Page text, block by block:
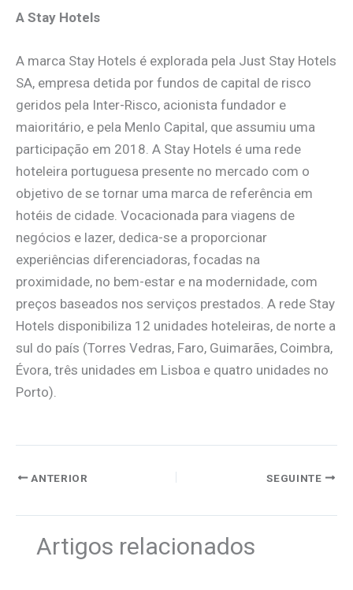
A Stay Hotels
A marca Stay Hotels é explorada pela Just Stay Hotels
SA, empresa detida por fundos de capital de risco
geridos pela Inter-Risco, acionista fundador e
maioritário, e pela Menlo Capital, que assumiu uma
participação em 2018. A Stay Hotels é uma rede
hoteleira portuguesa presente no mercado com o
objetivo de se tornar uma marca de referência em
hotéis de cidade. Vocacionada para viagens de
negócios e lazer, dedica-se a proporcionar
experiências diferenciadoras, focadas na
proximidade, no bem-estar e na modernidade, com
preços baseados nos serviços prestados. A rede Stay
Hotels disponibiliza 12 unidades hoteleiras, de norte a
sul do país (Torres Vedras, Faro, Guimarães, Coimbra,
Évora, três unidades em Lisboa e quatro unidades no
Porto).
ANTERIOR SEGUINTE
Artigos relacionados